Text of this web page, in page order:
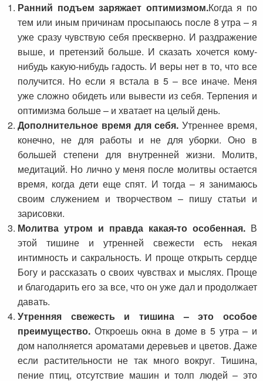
Ранний подъем заряжает оптимизмом.Когда я по
тем или иным причинам просыпаюсь после 8 утра – я
уже сразу чувствую себя прескверно. И раздражение
выше, и претензий больше. И сказать хочется кому-
нибудь какую-нибудь гадость. И веры нет в то, что все
получится. Но если я встала в 5 – все иначе. Меня
уже сложно обидеть или вывести из себя. Терпения и
оптимизма больше – и хватает на целый день.
Дополнительное время для себя. Утреннее время,
конечно, не для работы и не для уборки. Оно в
большей степени для внутренней жизни. Молитв,
медитаций. Но лично у меня после молитвы остается
время, когда дети еще спят. И тогда – я занимаюсь
своим служением и творчеством – пишу статьи и
зарисовки.
Молитва утром и правда какая-то особенная. В
этой тишине и утренней свежести есть некая
интимность и сакральность. И проще открыть сердце
Богу и рассказать о своих чувствах и мыслях. Проще
и благодарить его за все, что он уже дал и продолжает
давать.
Утренняя свежесть и тишина – это особое
преимущество. Откроешь окна в доме в 5 утра – и
дом наполняется ароматами деревьев и цветов. Даже
если растительности не так много вокруг. Тишина,
пение птиц, отсутствие машин и толп людей – это